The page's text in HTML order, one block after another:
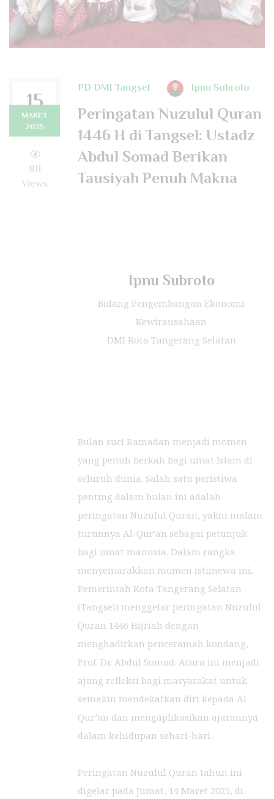
15
MARET
2025
811
Views
PD DMI Tangsel Ipnu Subroto
Peringatan Nuzulul Quran
1446 H di Tangsel: Ustadz
Abdul Somad Berikan
Tausiyah Penuh Makna
Ipnu Subroto
Bidang Pengembangan Ekonomi
Kewirausahaan
DMI Kota Tangerang Selatan
Bulan suci Ramadan menjadi momen
yang penuh berkah bagi umat Islam di
seluruh dunia. Salah satu peristiwa
penting dalam bulan ini adalah
peringatan Nuzulul Quran, yakni malam
turunnya Al-Qur'an sebagai petunjuk
bagi umat manusia. Dalam rangka
menyemarakkan momen istimewa ini,
Pemerintah Kota Tangerang Selatan
(Tangsel) menggelar peringatan Nuzulul
Quran 1446 Hijriah dengan
menghadirkan penceramah kondang,
Prof. Dr. Abdul Somad. Acara ini menjadi
ajang refleksi bagi masyarakat untuk
semakin mendekatkan diri kepada Al-
Qur’an dan mengaplikasikan ajarannya
dalam kehidupan sehari-hari.
Peringatan Nuzulul Quran tahun ini
digelar pada Jumat, 14 Maret 2025, di